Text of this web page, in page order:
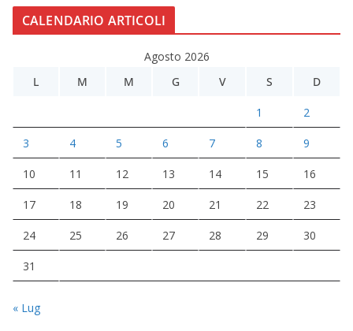
CALENDARIO ARTICOLI
Agosto 2026
L
M M G V S D
1 2
3 4 5 6 7 8 9
10 11 12 13 14 15 16
17 18 19 20 21 22 23
24 25 26 27 28 29 30
31
« Lug